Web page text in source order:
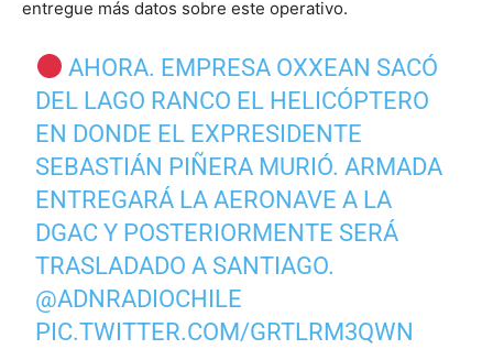
entregue más datos sobre este operativo.
AHORA. EMPRESA OXXEAN SACÓ
DEL LAGO RANCO EL HELICÓPTERO
EN DONDE EL EXPRESIDENTE
SEBASTIÁN PIÑERA MURIÓ. ARMADA
ENTREGARÁ LA AERONAVE A LA
DGAC Y POSTERIORMENTE SERÁ
TRASLADADO A SANTIAGO.
@ADNRADIOCHILE
PIC.TWITTER.COM/GRTLRM3QWN